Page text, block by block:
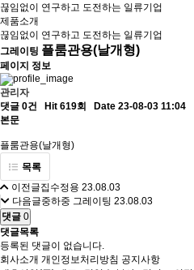
끊임없이 연구하고 도전하는 일류기업
제품소개
끊임없이 연구하고 도전하는 일류기업
그레이팅 플룸관용(날개형)
페이지 정보
관리자
댓글 0건
Hit 619회
Date 23-08-03 11:04
본문
플룸관용(날개형)
목록
이전글집수정용 23.08.03
다음글중하중 그레이팅 23.08.03
댓글 0
댓글목록
등록된 댓글이 없습니다.
회사소개 개인정보처리방침 공지사항